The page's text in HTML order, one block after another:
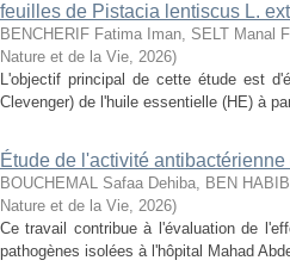
feuilles de Pistacia lentiscus L.
BENCHERIF Fatima Iman, SELT Manal
Nature et de la Vie, 2026)
L'objectif principal de cette étude est
Clevenger) de l'huile essentielle (HE) à
Étude de l'activité
BOUCHEMAL Safaa Dehiba, BEN
Nature et de la Vie, 2026)
Ce travail contribue à l'évaluation de
pathogènes isolées à l'hôpital Mahad